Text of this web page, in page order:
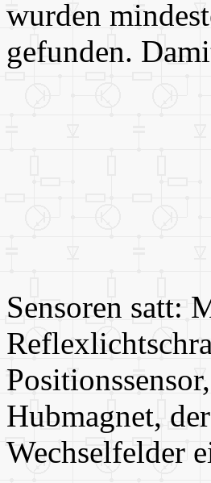
wurden
gefunden.
Sensoren satt:
Hubmagnet,
Wechselfelder